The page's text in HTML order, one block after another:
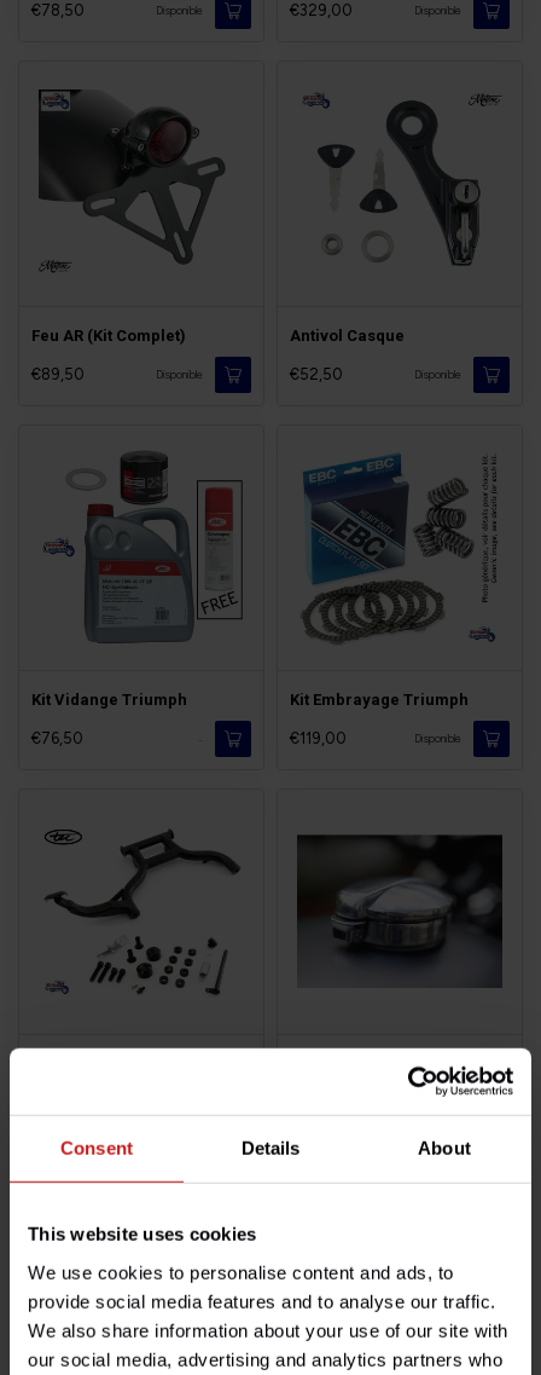
Consent Details About
This website uses cookies
We use cookies to personalise content and ads, to
provide social media features and to analyse our traffic.
We also share information about your use of our site with
our social media, advertising and analytics partners who
€78,50 Disponible €329,00 Disponible
Feu AR (Kit Complet)
€89,50 Disponible
Antivol Casque
€52,50 Disponible
Kit Vidange Triumph
€76,50 -
Kit Embrayage Triumph
€119,00 Disponible